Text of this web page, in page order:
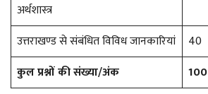
अर्थशास्त्र
उत्तराखण्ड से संबंधित विविध जानकारियां 40
कुल प्रश्नों की संख्या/अंक
100